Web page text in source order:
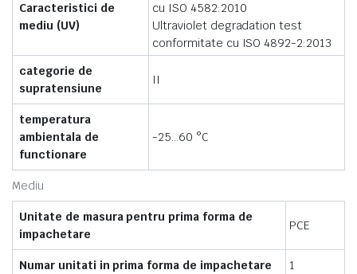
Mediu
Caracteristici de
mediu (UV)
cu ISO 4582:2010
Ultraviolet degradation test
conformitate cu ISO 4892-2:2013
categorie de
supratensiune
II
temperatura
ambientala de
functionare
-25…60 °C
Unitate de masura pentru prima forma de
impachetare
PCE
Numar unitati in prima forma de impachetare 1